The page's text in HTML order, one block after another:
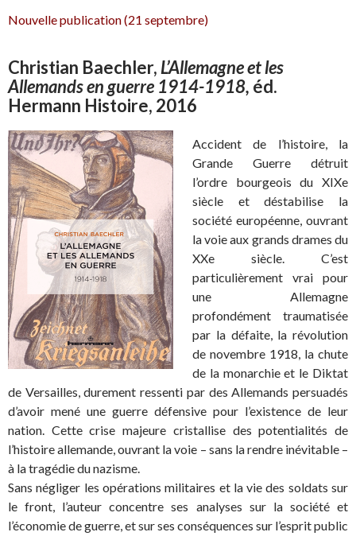
Nouvelle publication (21 septembre)
Christian Baechler, L’Allemagne et les
Allemands en guerre 1914-1918, éd.
Hermann Histoire, 2016
Accident de l’histoire, la
Grande Guerre détruit
l’ordre bourgeois du XIXe
siècle et déstabilise la
société européenne, ouvrant
la voie aux grands drames du
XXe siècle. C’est
particulièrement vrai pour
une Allemagne
profondément traumatisée
par la défaite, la révolution
de novembre 1918, la chute
de la monarchie et le Diktat
de Versailles, durement ressenti par des Allemands persuadés
d’avoir mené une guerre défensive pour l’existence de leur
nation. Cette crise majeure cristallise des potentialités de
l’histoire allemande, ouvrant la voie – sans la rendre inévitable –
à la tragédie du nazisme.
Sans négliger les opérations militaires et la vie des soldats sur
le front, l’auteur concentre ses analyses sur la société et
l’économie de guerre, et sur ses conséquences sur l’esprit public